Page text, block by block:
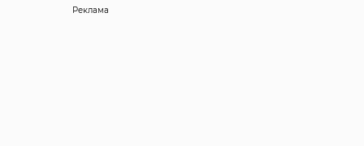
Реклама